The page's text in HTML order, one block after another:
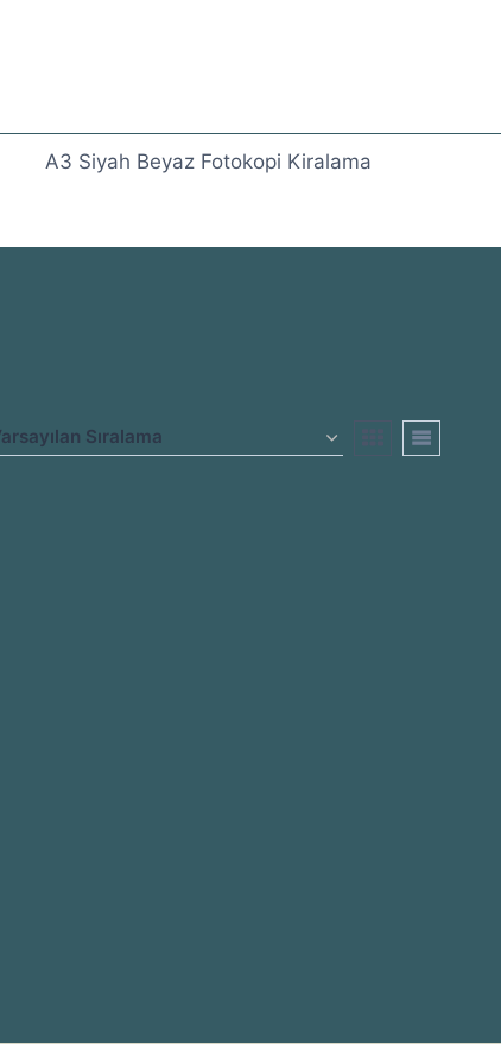
A3 Siyah Beyaz Fotokopi Kiralama